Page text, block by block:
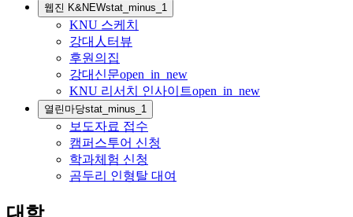
웹진 K&NEWstat_minus_1
KNU 스케치
강대人터뷰
후원의집
강대신문open_in_new
KNU 리서치 인사이트open_in_new
열린마당stat_minus_1
보도자료 접수
캠퍼스투어 신청
학과체험 신청
곰두리 인형탈 대여
대학